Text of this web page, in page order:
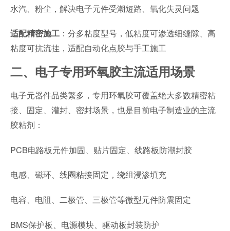
水汽、粉尘，解决电子元件受潮短路、氧化失灵问题
适配精密施工：分多粘度型号，低粘度可渗透细缝隙、高
粘度可抗流挂，适配自动化点胶与手工施工
二、电子专用环氧胶主流适用场景
电子元器件品类繁多，专用环氧胶可覆盖绝大多数精密粘
接、固定、灌封、密封场景，也是目前电子制造业的主流
胶粘剂：
PCB电路板元件加固、贴片固定、线路板防潮封胶
电感、磁环、线圈粘接固定，绕组浸渗填充
电容、电阻、二极管、三极管等微型元件防震固定
BMS保护板、电源模块、驱动板封装防护